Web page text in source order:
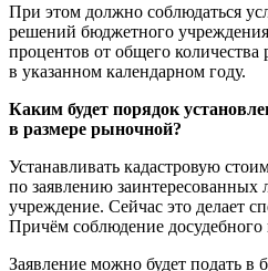
При этом должно соблюдаться
решений бюджетного
процентов от общего
в указанном календарном году.
Каким будет порядок
в размере рыночной?
Устанавливать кадастровую
по заявлению заинтересованных
учреждение. Сейчас это делает
Причём соблюдение досудебного
Заявление можно будет подать в